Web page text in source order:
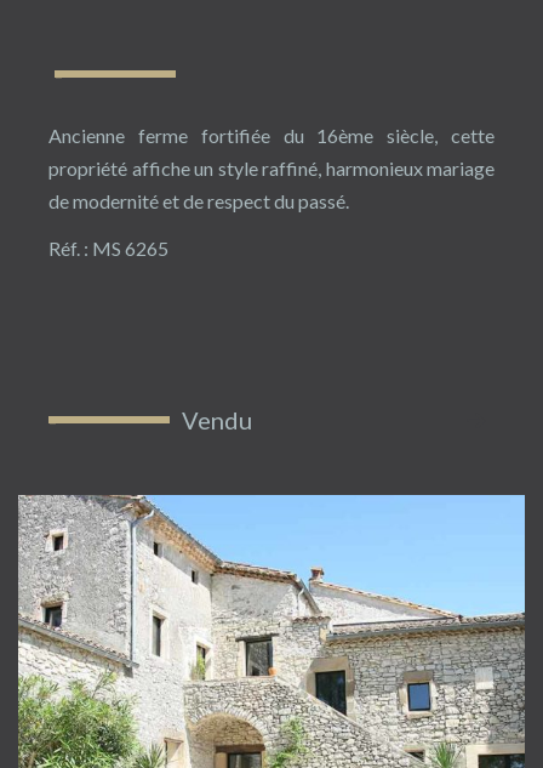
Ancienne ferme fortifiée du 16ème siècle, cette
propriété affiche un style raffiné, harmonieux mariage
de modernité et de respect du passé.
Réf. : MS 6265
Vendu